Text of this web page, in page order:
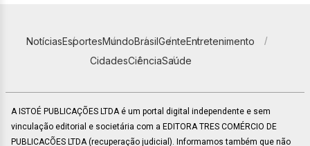
NotíciasEsportesMundoBrasilGenteEntretenimento
CidadesCiênciaSaúde
A ISTOÉ PUBLICAÇÕES LTDA é um portal digital independente e sem
vinculação editorial e societária com a EDITORA TRES COMÉRCIO DE
PUBLICACÕES LTDA (recuperação judicial). Informamos também que não